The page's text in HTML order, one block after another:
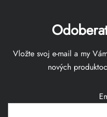
Vložte svoj e-mail a my
nových